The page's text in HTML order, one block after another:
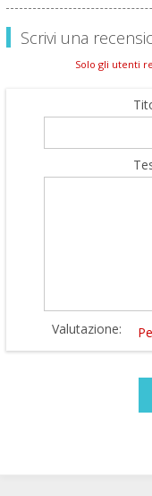
Scrivi una
Solo gli utenti
Valutazione: